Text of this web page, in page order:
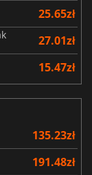
25.65zł
27.01zł
15.47zł
135.23zł
191.48zł